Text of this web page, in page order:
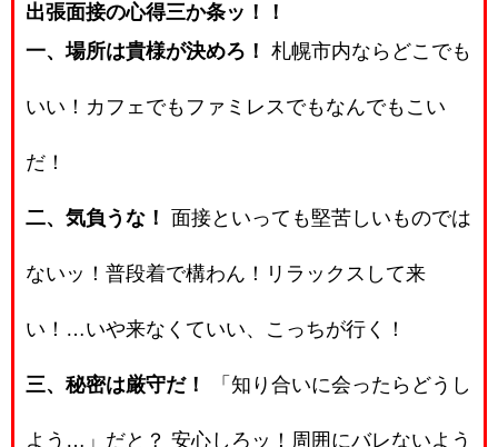
出張面接の心得三か条ッ！！
一、場所は貴様が決めろ！ 札幌市内ならどこでも
いい！カフェでもファミレスでもなんでもこい
だ！
二、気負うな！ 面接といっても堅苦しいものでは
ないッ！普段着で構わん！リラックスして来
い！…いや来なくていい、こっちが行く！
三、秘密は厳守だ！ 「知り合いに会ったらどうし
よう…」だと？ 安心しろッ！周囲にバレないよう